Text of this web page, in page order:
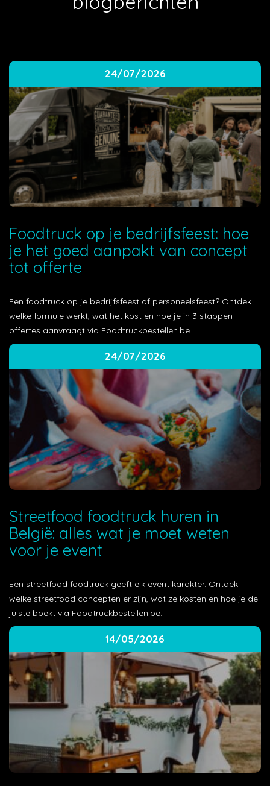
24/07/2026
Foodtruck op je bedrijfsfeest: hoe
je het goed aanpakt van concept
tot offerte
Een foodtruck op je bedrijfsfeest of personeelsfeest? Ontdek
welke formule werkt, wat het kost en hoe je in 3 stappen
offertes aanvraagt via Foodtruckbestellen.be.
24/07/2026
Streetfood foodtruck huren in
België: alles wat je moet weten
voor je event
Een streetfood foodtruck geeft elk event karakter. Ontdek
welke streetfood concepten er zijn, wat ze kosten en hoe je de
juiste boekt via Foodtruckbestellen.be.
14/05/2026